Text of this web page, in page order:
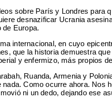
sobre París y Londres para
desnazificar Ucrania
de Europa.
internacional, en cuyo
que la historia demuestra
y enfermizo, más propios
Ruanda, Armenia y
Como ocurre ahora.
ni un dedo, dejando ese